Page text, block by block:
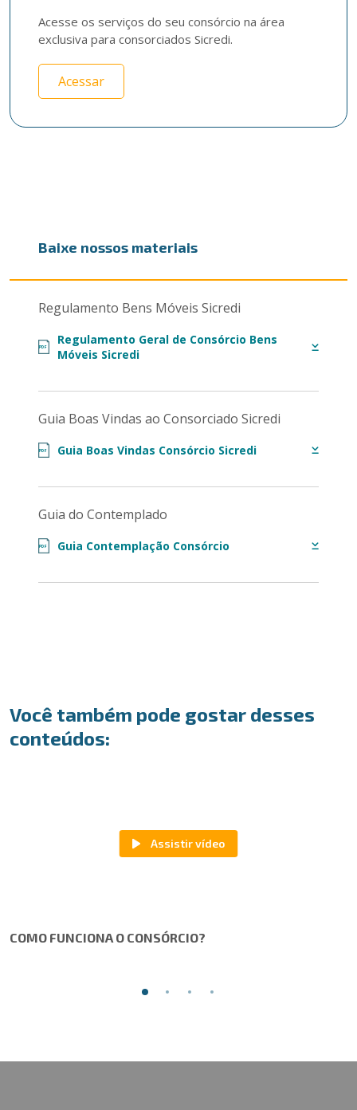
Acesse os serviços do seu consórcio na área
exclusiva para consorciados Sicredi.
Acessar
Baixe nossos materiais
Regulamento Bens Móveis Sicredi
Regulamento Geral de Consórcio Bens
Móveis Sicredi
PDF
Guia Boas Vindas ao Consorciado Sicredi
Guia Boas Vindas Consórcio Sicredi
PDF
Guia do Contemplado
Guia Contemplação Consórcio
PDF
Você também pode gostar desses
conteúdos:
COMO FUNCIONA O CONSÓRCIO?